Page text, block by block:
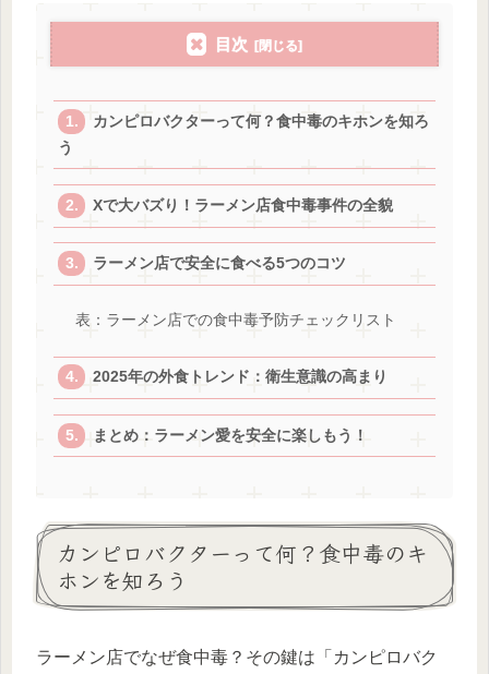
目次
カンピロバクターって何？食中毒のキホンを知ろ
う
Xで大バズり！ラーメン店食中毒事件の全貌
ラーメン店で安全に食べる5つのコツ
表：ラーメン店での食中毒予防チェックリスト
2025年の外食トレンド：衛生意識の高まり
まとめ：ラーメン愛を安全に楽しもう！
カンピロバクターって何？食中毒のキ
ホンを知ろう
ラーメン店でなぜ食中毒？その鍵は「カンピロバク